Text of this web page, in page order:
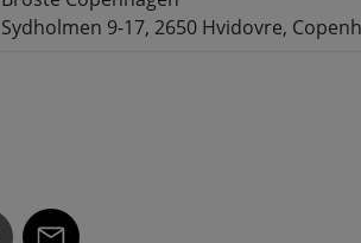
Sydholmen 9-17, 2650 Hvidovre,